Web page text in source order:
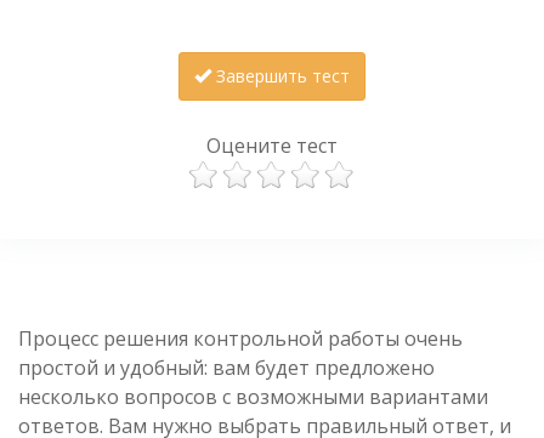
Завершить тест
Оцените тест
Процесс решения контрольной работы очень
простой и удобный: вам будет предложено
несколько вопросов с возможными вариантами
ответов. Вам нужно выбрать правильный ответ, и